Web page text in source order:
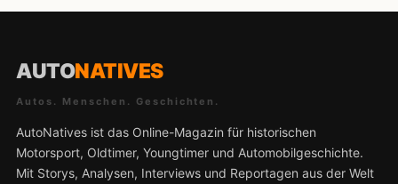
AUTONATIVES
Autos. Menschen. Geschichten.
AutoNatives ist das Online-Magazin für historischen
Motorsport, Oldtimer, Youngtimer und Automobilgeschichte.
Mit Storys, Analysen, Interviews und Reportagen aus der Welt